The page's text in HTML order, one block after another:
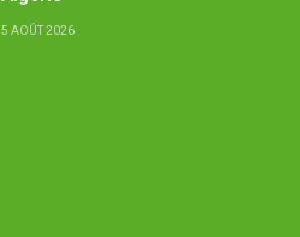
5 AOÛT 2026